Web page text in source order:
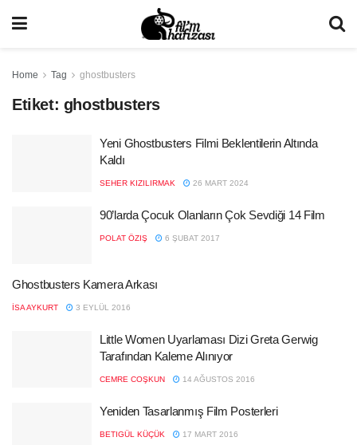
Home Tag ghostbusters
Etiket: ghostbusters
Yeni Ghostbusters Filmi Beklentilerin Altında
Kaldı
SEHER KIZILIRMAK 26 MART 2024
90’larda Çocuk Olanların Çok Sevdiği 14 Film
POLAT ÖZIŞ 6 ŞUBAT 2017
Ghostbusters Kamera Arkası
İSA AYKURT 3 EYLÜL 2016
Little Women Uyarlaması Dizi Greta Gerwig
Tarafından Kaleme Alınıyor
CEMRE COŞKUN 14 AĞUSTOS 2016
Yeniden Tasarlanmış Film Posterleri
BETIGÜL KÜÇÜK 17 MART 2016